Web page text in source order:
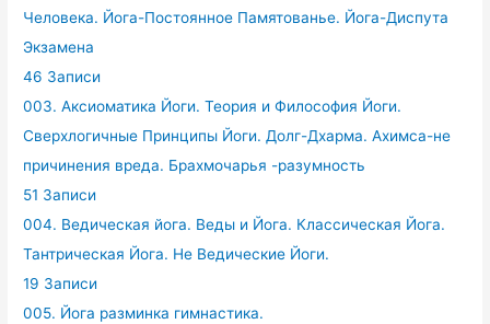
Человека. Йога-Постоянное Памятованье. Йога-Диспута
Экзамена
46 Записи
003. Аксиоматика Йоги. Теория и Философия Йоги.
Сверхлогичные Принципы Йоги. Долг-Дхарма. Ахимса-не
причинения вреда. Брахмочарья -разумность
51 Записи
004. Ведическая йога. Веды и Йога. Классическая Йога.
Тантрическая Йога. Не Ведические Йоги.
19 Записи
005. Йога разминка гимнастика.